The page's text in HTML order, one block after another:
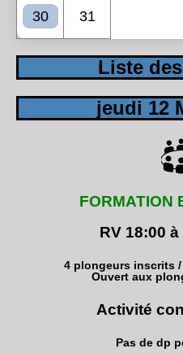
30 31
Liste
jeudi 12
FORMATION
RV 18:00
4 plongeurs inscrits
Ouvert aux
Activité
Pas de dp